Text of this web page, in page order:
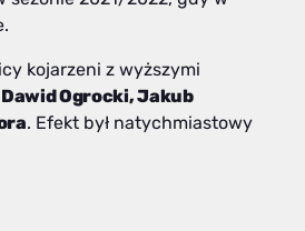
kojarzeni z wyższymi
Dawid Ogrocki, Jakub
. Efekt był natychmiastowy